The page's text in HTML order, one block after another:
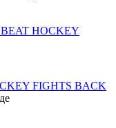
FIGHTS BACK